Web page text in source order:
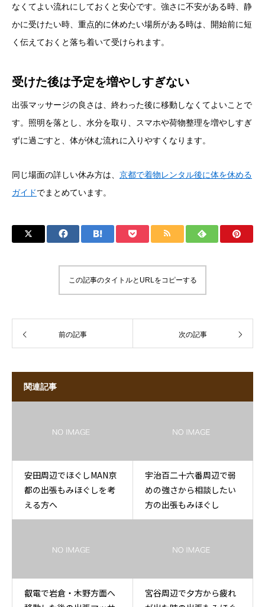
なくてよい流れにしておくと安心です。強さに不安がある時、静
かに受けたい時、重点的に休めたい場所がある時は、開始前に短
く伝えておくと落ち着いて受けられます。
受けた後は予定を増やしすぎない
出張マッサージの良さは、終わった後に移動しなくてよいことで
す。照明を落とし、水分を取り、スマホや荷物整理を増やしすぎ
ずに過ごすと、体が休む流れに入りやすくなります。
同じ場面の詳しい休み方は、 京都で着物レンタル後に体を休める
ガイドでまとめています。
この記事のタイトルとURLをコピーする
前の記事 次の記事
関連記事
安田周辺でほぐしMAN京
都の出張もみほぐしを考
える方へ
宇治百二十六番周辺で弱
めの強さから相談したい
方の出張もみほぐし
叡電で岩倉・木野方面へ
宮谷周辺で夕方から疲れ